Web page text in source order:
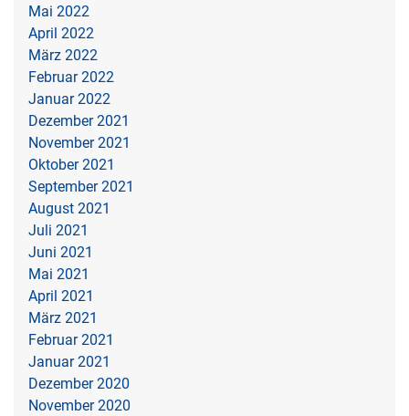
Mai 2022
April 2022
März 2022
Februar 2022
Januar 2022
Dezember 2021
November 2021
Oktober 2021
September 2021
August 2021
Juli 2021
Juni 2021
Mai 2021
April 2021
März 2021
Februar 2021
Januar 2021
Dezember 2020
November 2020